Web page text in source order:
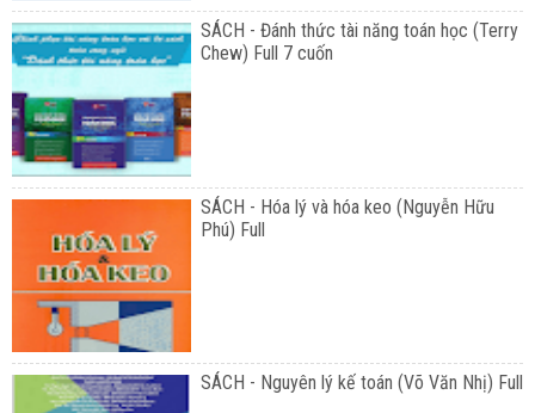
SÁCH - Đánh thức tài năng toán học (Terry
Chew) Full 7 cuốn
SÁCH - Hóa lý và hóa keo (Nguyễn Hữu
Phú) Full
SÁCH - Nguyên lý kế toán (Võ Văn Nhị) Full